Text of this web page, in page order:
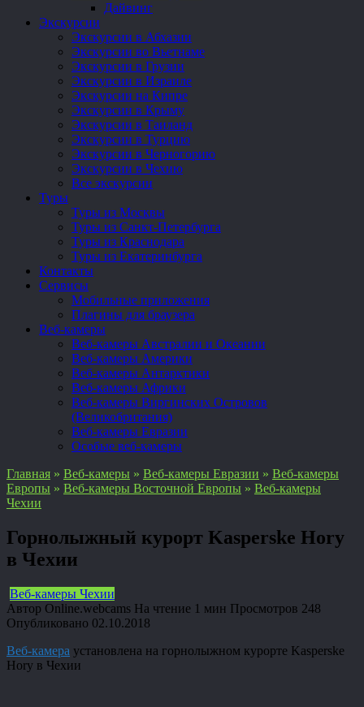
Дайвинг
Экскурсии
Экскурсии в Абхазии
Экскурсии во Вьетнаме
Экскурсии в Грузии
Экскурсии в Израиле
Экскурсии на Кипре
Экскурсии в Крыму
Экскурсии в Таиланд
Экскурсии в Турцию
Экскурсии в Черногорию
Экскурсии в Чехию
Все экскурсии
Туры
Туры из Москвы
Туры из Санкт-Петербурга
Туры из Краснодара
Туры из Екатеринбурга
Контакты
Сервисы
Мобильные приложения
Плагины для браузера
Веб-камеры
Веб-камеры Австралии и Океании
Веб-камеры Америки
Веб-камеры Антарктики
Веб-камеры Африки
Веб-камеры Виргинских Островов
(Великобритания)
Веб-камеры Евразии
Особые веб-камеры
Главная » Веб-камеры » Веб-камеры Евразии » Веб-камеры
Европы » Веб-камеры Восточной Европы » Веб-камеры
Чехии
Горнолыжный курорт Kasperske Hory
в Чехии
Веб-камеры Чехии
Автор Online.webcams На чтение 1 мин Просмотров 248
Опубликовано 02.10.2018
Веб-камера установлена на горнолыжном курорте Kasperske
Hory в Чехии